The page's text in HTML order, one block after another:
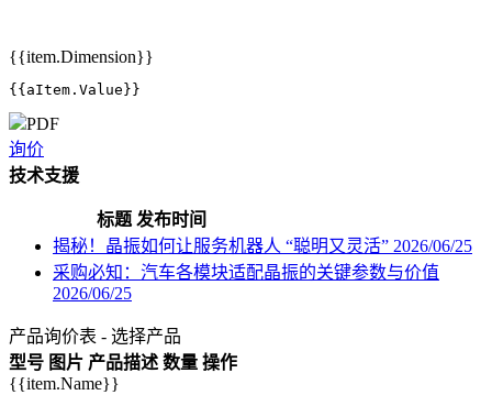
{{item.Dimension}}
{{aItem.Value}}
PDF
询价
技术支援
标题 发布时间
揭秘！晶振如何让服务机器人 “聪明又灵活” 2026/06/25
采购必知：汽车各模块适配晶振的关键参数与价值
2026/06/25
产品询价表 - 选择产品
型号 图片 产品描述 数量 操作
{{item.Name}}